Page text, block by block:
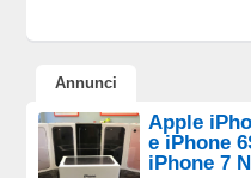
Annunci
Apple
e iPhone
iPhone 7